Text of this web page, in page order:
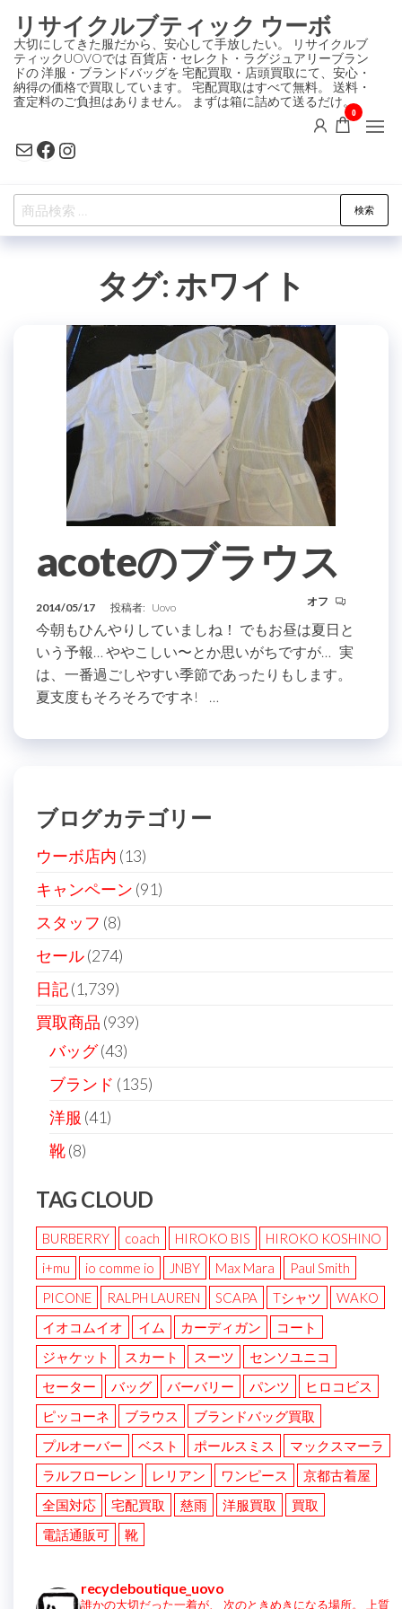
ン
テ
ン
ツ
プ
リサイクルブティック ウーボ
大切にしてきた服だから、安心して手放したい。 リサイクルブ
ティックUOVOでは 百貨店・セレクト・ラグジュアリーブラン
ドの 洋服・ブランドバッグを 宅配買取・店頭買取にて、安心・
納得の価格で買取しています。 宅配買取はすべて無料。 送料・
査定料のご負担はありません。 まずは箱に詰めて送るだけ。
MailFacebook
Instagram
0
検
索
検索
タグ:ホワイト
acoteのブラウス
2014/05/17 投稿者: Uovo オフ
今朝もひんやりしていましね！ でもお昼は夏日と
いう予報… ややこしい〜とか思いがちですが… 実
は、一番過ごしやすい季節であったりもします。
夏支度もそろそろですネ! …
ブログカテゴリー
ウーボ店内 (13)
キャンペーン (91)
スタッフ (8)
セール(274)
日記(1,739)
買取商品 (939)
バッグ(43)
ブランド (135)
洋服 (41)
靴(8)
TAG CLOUD
BURBERRY coach HIROKO BIS
HIROKO KOSHINO
i+mu
io comme io JNBY Max Mara
Paul Smith
PICONE
RALPH LAUREN SCAPA Tシャツ
WAKO
イオコムイオ
イム カーディガン
コート
ジャケット
スカート スーツ
センソユニコ
セーター
バッグ バーバリー パンツ
ヒロコビス
ピッコーネ
ブラウス
ブランドバッグ買取
プルオーバー
ベスト ポールスミス
マックスマーラ
ラルフローレン
レリアン ワンピース
京都古着屋
全国対応
宅配買取 慈雨 洋服買取
買取
電話通販可
靴
recycleboutique_uovo
誰かの大切だった一着が、 次のときめきになる場所。 上質